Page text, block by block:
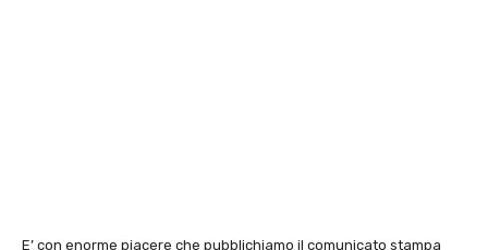
E’ con enorme piacere che pubblichiamo il comunicato stampa